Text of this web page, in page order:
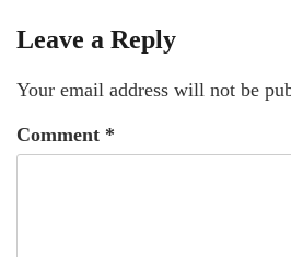
Leave a Reply
Your email address will not be
Comment *